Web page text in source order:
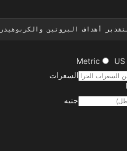
أهداف البروتين
US
Metric
السعرات
جنيه